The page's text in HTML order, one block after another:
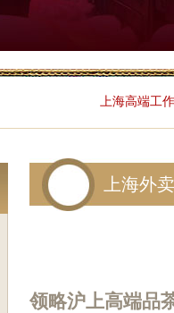
上海高端工
上海外
领略沪上高端品